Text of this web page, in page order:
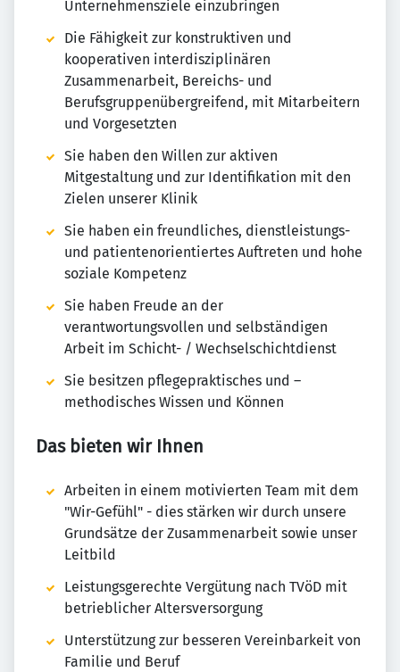
Unternehmensziele einzubringen
Die Fähigkeit zur konstruktiven und
kooperativen interdisziplinären
Zusammenarbeit, Bereichs- und
Berufsgruppenübergreifend, mit Mitarbeitern
und Vorgesetzten
Sie haben den Willen zur aktiven
Mitgestaltung und zur Identifikation mit den
Zielen unserer Klinik
Sie haben ein freundliches, dienstleistungs-
und patientenorientiertes Auftreten und hohe
soziale Kompetenz
Sie haben Freude an der
verantwortungsvollen und selbständigen
Arbeit im Schicht- / Wechselschichtdienst
Sie besitzen pflegepraktisches und –
methodisches Wissen und Können
Das bieten wir Ihnen
Arbeiten in einem motivierten Team mit dem
"Wir-Gefühl" - dies stärken wir durch unsere
Grundsätze der Zusammenarbeit sowie unser
Leitbild
Leistungsgerechte Vergütung nach TVöD mit
betrieblicher Altersversorgung
Unterstützung zur besseren Vereinbarkeit von
Familie und Beruf